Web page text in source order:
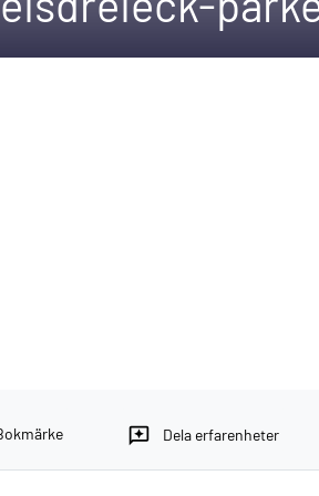
reviews Dela erfarenheter